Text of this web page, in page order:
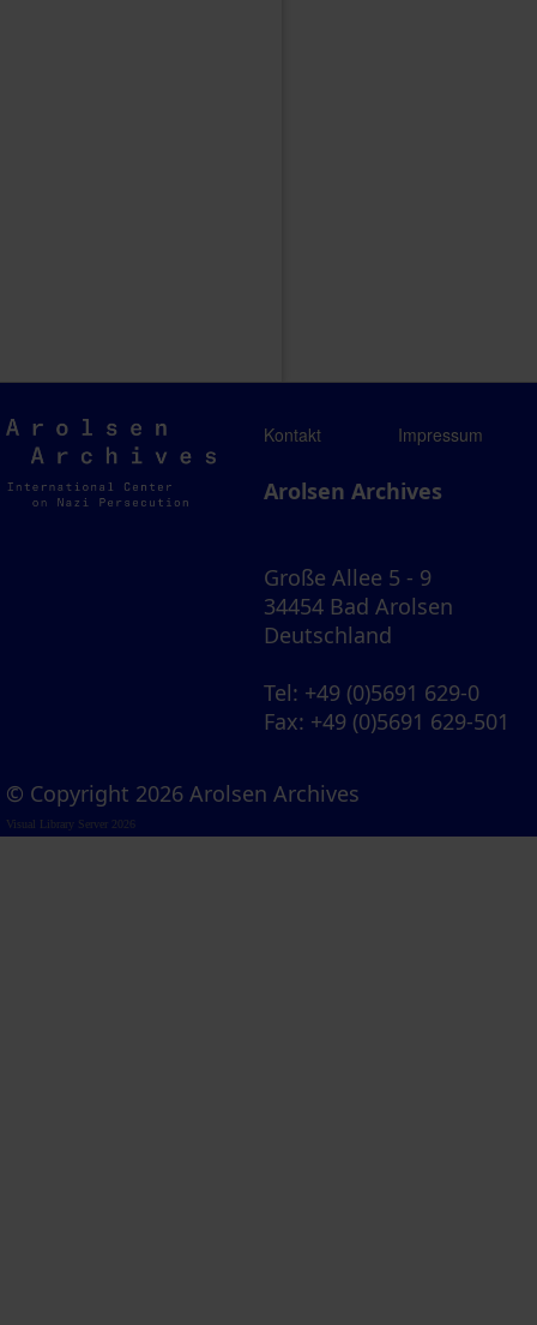
Arolsen
Archives
Kontakt Impressum
Arolsen Archives
Große Allee 5 - 9
34454 Bad Arolsen
Deutschland
Tel: +49 (0)5691 629-0
Fax: +49 (0)5691 629-501
© Copyright 2026 Arolsen Archives
Visual Library Server 2026